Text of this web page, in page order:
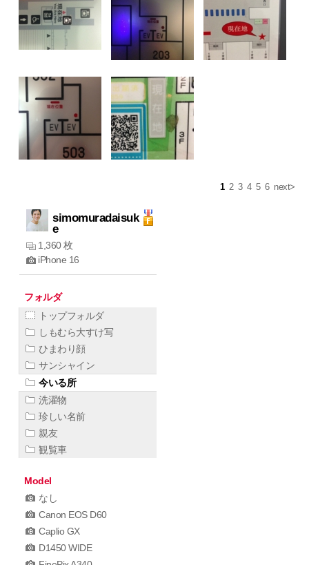
1 2 3 4 5 6 next>
simomuradaisuk
e
1,360 枚
iPhone 16
フォルダ
トップフォルダ
しもむら大すけ写
ひまわり顔
サンシャイン
今いる所
洗濯物
珍しい名前
親友
観覧車
Model
なし
Canon EOS D60
Caplio GX
D1450 WIDE